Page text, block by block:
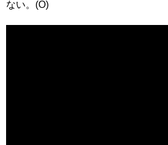
ない。(O)